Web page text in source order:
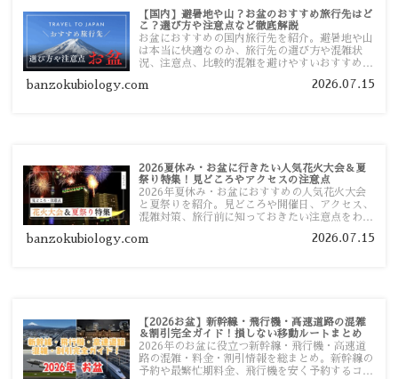
【国内】避暑地や山？お盆のおすすめ旅行先はど
こ？選び方や注意点など徹底解説
お盆におすすめの国内旅行先を紹介。避暑地や山
は本当に快適なのか、旅行先の選び方や混雑状
況、注意点、比較的混雑を避けやすいおすすめス
す。
banzokubiology.com 2026.07.15
2026夏休み・お盆に行きたい人気花火大会＆夏
祭り特集！見どころやアクセスの注意点
2026年夏休み・お盆におすすめの人気花火大会
と夏祭りを紹介。見どころや開催日、アクセス、
混雑対策、旅行前に知っておきたい注意点をわか
banzokubiology.com 2026.07.15
【2026お盆】新幹線・飛行機・高速道路の混雑
＆割引完全ガイド！損しない移動ルートまとめ
2026年のお盆に役立つ新幹線・飛行機・高速道
路の混雑・料金・割引情報を総まとめ。新幹線の
予約や最繁忙期料金、飛行機を安く予約するコ